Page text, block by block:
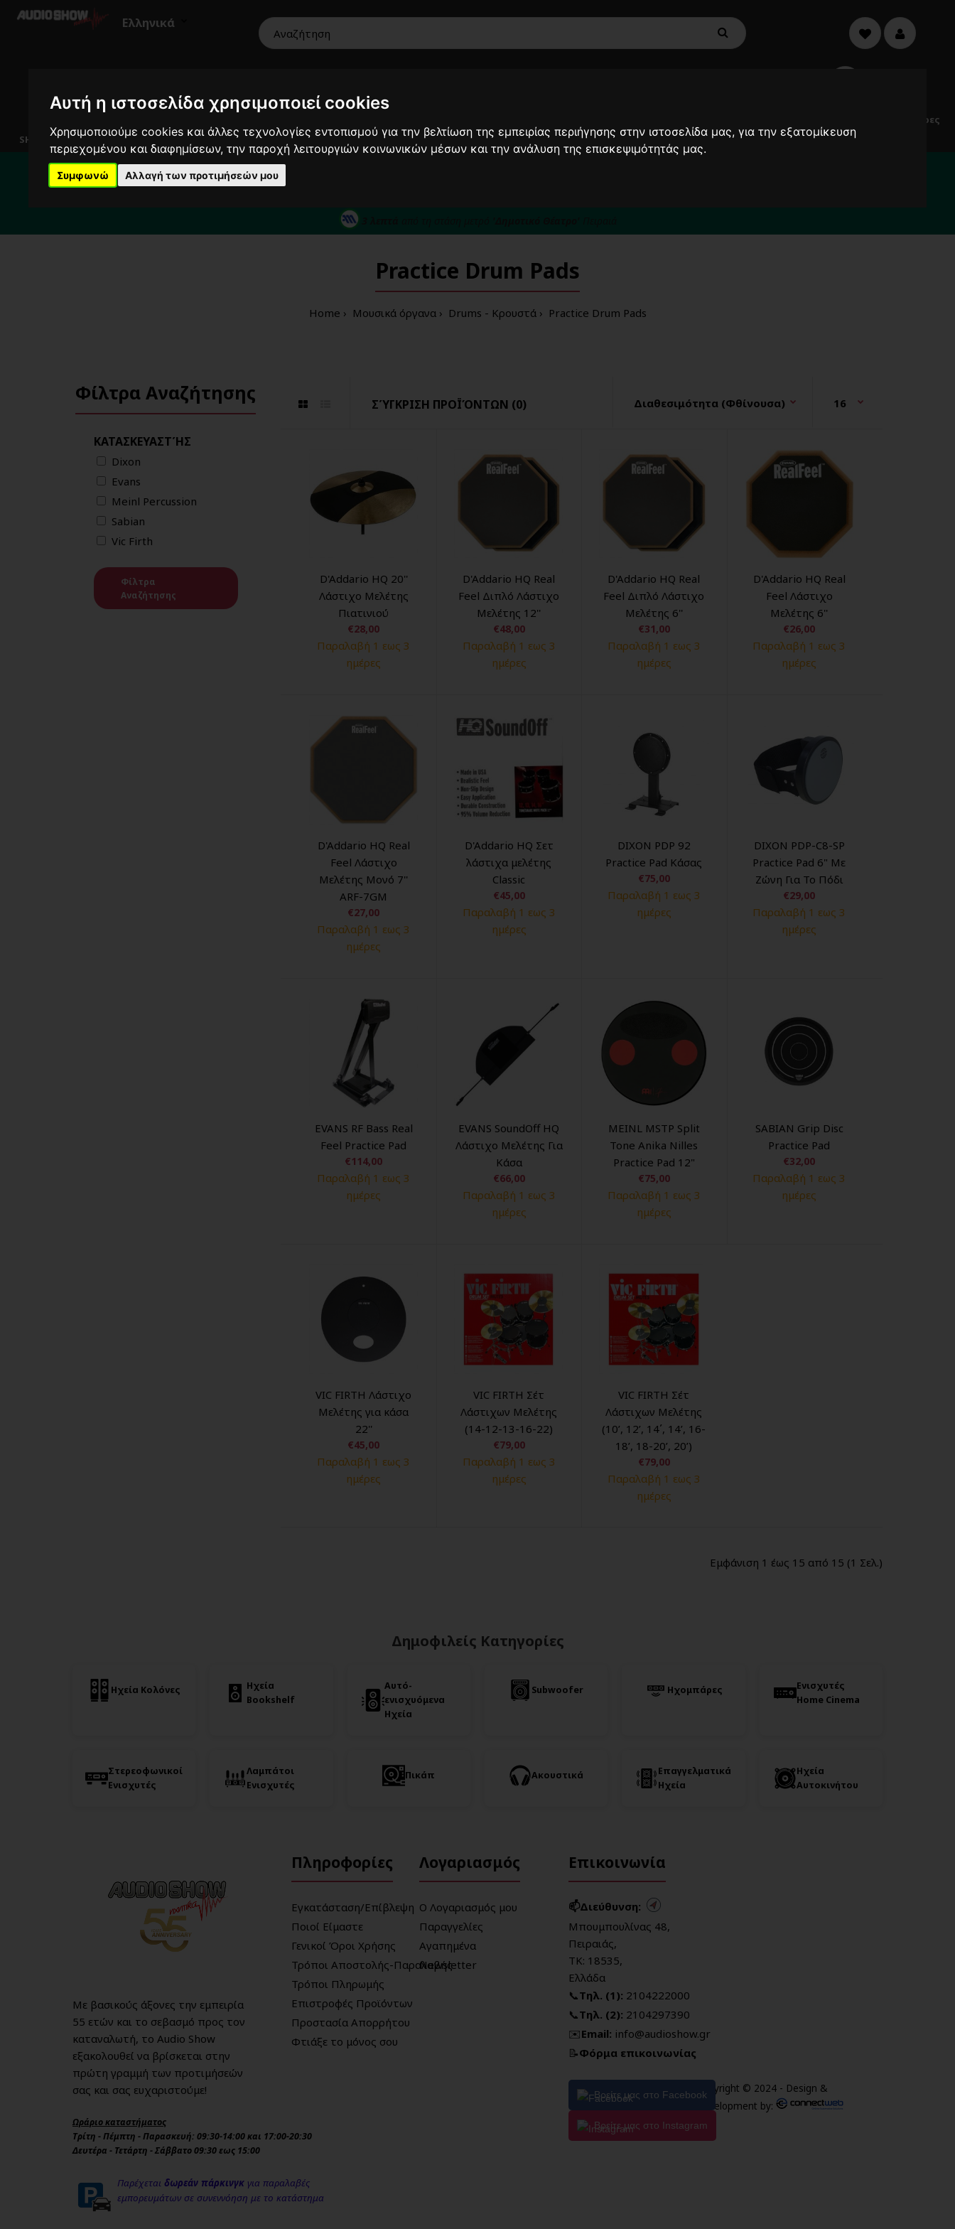
Αυτή η ιστοσελίδα χρησιμοποιεί cookies
Χρησιμοποιούμε cookies και άλλες τεχνολογίες εντοπισμού για την βελτίωση της εμπειρίας περιήγησης στην ιστοσελίδα μας, για την εξατομίκευση
περιεχομένου και διαφημίσεων, την παροχή λειτουργιών κοινωνικών μέσων και την ανάλυση της επισκεψιμότητάς μας.
Συμφωνώ Αλλαγή των προτιμήσεών μου
Ελληνικά
SHOWROOM
Audio
όργανα
Βάσεις
Scooters
Ανεμιστήρες
Για το διάστημα από 10/8 ως 24/8 οι παραγγελίες σας ενδέχεται να καθυστερήσουν !
Για κάθε σας απορία καλέστε μας στο:
Practice Drum Pads
Home Μουσικά όργανα Drums - Κρουστά Practice Drum Pads
Φίλτρα Αναζήτησης
ΚΑΤΑΣΚΕΥΑΣΤΉΣ
Dixon
Evans
Meinl Percussion
Sabian
Vic Firth
Φίλτρα
Αναζήτησης
ΣΎΓΚΡΙΣΗ ΠΡΟΪΌΝΤΩΝ (0)
D'Addario HQ 20''
Λάστιχο Μελέτης
Πιατινιού
€28,00
Παραλαβή 1 εως 3
ημέρες
D'Addario HQ Real
Feel Διπλό Λάστιχο
Μελέτης 12''
€48,00
Παραλαβή 1 εως 3
ημέρες
D'Addario HQ Real
Feel Διπλό Λάστιχο
Μελέτης 6''
€31,00
Παραλαβή 1 εως 3
ημέρες
D'Addario HQ Real
Feel Λάστιχο
Μελέτης 6''
€26,00
Παραλαβή 1 εως 3
ημέρες
D'Addario HQ Real
Feel Λάστιχο
Μελέτης Μονό 7''
ARF-7GM
€27,00
Παραλαβή 1 εως 3
ημέρες
D'Addario HQ Σετ
λάστιχα μελέτης
Classic
€45,00
Παραλαβή 1 εως 3
ημέρες
DIXON PDP 92
Practice Pad Κάσας
€75,00
Παραλαβή 1 εως 3
ημέρες
DIXON PDP-C8-SP
Practice Pad 6" Με
Ζώνη Για Το Πόδι
€29,00
Παραλαβή 1 εως 3
ημέρες
EVANS RF Bass Real
Feel Practice Pad
€114,00
Παραλαβή 1 εως 3
ημέρες
EVANS SoundOff HQ
Λάστιχο Μελέτης Για
Κάσα
€66,00
Παραλαβή 1 εως 3
ημέρες
MEINL MSTP Split
Tone Anika Nilles
Practice Pad 12"
€75,00
Παραλαβή 1 εως 3
ημέρες
SABIAN Grip Disc
Practice Pad
€32,00
Παραλαβή 1 εως 3
ημέρες
VIC FIRTH Λάστιχο
Μελέτης για κάσα
22''
€45,00
Παραλαβή 1 εως 3
ημέρες
VIC FIRTH Σέτ
Λάστιχων Μελέτης
(14-12-13-16-22)
€79,00
Παραλαβή 1 εως 3
ημέρες
VIC FIRTH Σέτ
Λάστιχων Μελέτης
(10’, 12’, 14΄, 14’, 16-
18’, 18-20’, 20’)
€79,00
Παραλαβή 1 εως 3
ημέρες
Εμφάνιση 1 έως 15 από 15 (1 Σελ.)
Δημοφιλείς Κατηγορίες
Ηχεία Κολόνες
Ηχεία
Bookshelf
Αυτό-
ενισχυόμενα
Ηχεία
Subwoofer Ηχομπάρες
Ενισχυτές
Home Cinema
Στερεοφωνικοί
Ενισχυτές
Λαμπάτοι
Ενισχυτές
Πικάπ Ακουστικά
Επαγγελματικά
Ηχεία
Ηχεία
Αυτοκινήτου
Με βασικούς άξονες την εμπειρία
55 ετών και το σεβασμό προς τον
καταναλωτή, το Audio Show
εξακολουθεί να βρίσκεται στην
πρώτη γραμμή των προτιμήσεών
σας και σας ευχαριστούμε!
Ωράριο καταστήματος
Τρίτη - Πέμπτη - Παρασκευή: 09:30-14:00 και 17:00-20:30
Δευτέρα - Τετάρτη - Σάββατο 09:30 εως 15:00
Παρέχεται δωρεάν πάρκινγκ για παραλαβές
εμπορευμάτων σε συνεννόηση με το κατάστημα
Πληροφορίες
Εγκατάσταση/Επίβλεψη
Ποιοί Είμαστε
Γενικοί Όροι Χρήσης
Τρόποι Αποστολής-Παραλαβής
Τρόποι Πληρωμής
Επιστροφές Προϊόντων
Προστασία Απορρήτου
Φτιάξε το μόνος σου
Λογαριασμός
Ο Λογαριασμός μου
Παραγγελίες
Αγαπημένα
Newsletter
Επικοινωνία
📫Διεύθυνση:
Μπουμπουλίνας 48,
Πειραιάς,
ΤΚ: 18535,
Ελλάδα
📞Τηλ. (1): 2104222000
📞Τηλ. (2): 2104297390
✉️Email: info@audioshow.gr
📝Φόρμα επικοινωνίας
Βρείτε μας στο Facebook
Βρείτε μας στο Instagram
Copyright © 2024 - Design &
Development by: